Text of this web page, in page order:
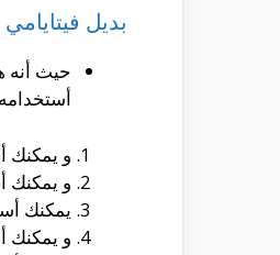
بديل فيتايامي
حيث أنه
و يمكنك
و يمكنك
يمكنك
و يمكنك